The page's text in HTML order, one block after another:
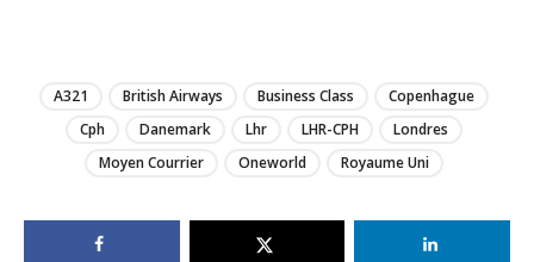
A321 British Airways Business Class
Copenhague
Cph
Danemark Lhr LHR-CPH
Londres
Moyen Courrier
Oneworld Royaume Uni